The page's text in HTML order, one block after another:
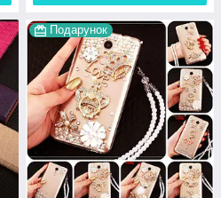
Подарунок